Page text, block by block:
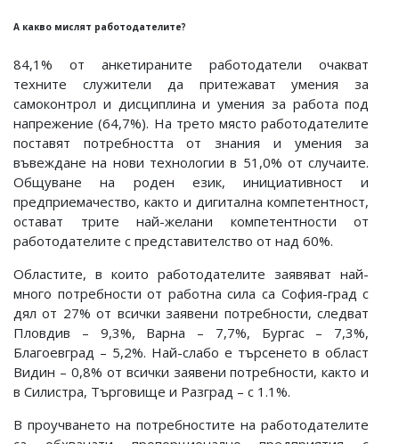
А какво мислят работодателите?
84,1% от анкетираните работодатели очакват
техните служители да притежават умения за
самоконтрол и дисциплина и умения за работа под
напрежение (64,7%). На трето място работодателите
поставят потребността от знания и умения за
въвеждане на нови технологии в 51,0% от случаите.
Общуване на роден език, инициативност и
предприемачество, както и дигитална компетентност,
остават трите най-желани компетентности от
работодателите с представителство от над 60%.
Областите, в които работодателите заявяват най-
много потребности от работна сила са София-град с
дял от 27% от всички заявени потребности, следват
Пловдив – 9,3%, Варна – 7,7%, Бургас – 7,3%,
Благоевград – 5,2%. Най-слабо е търсенето в област
Видин – 0,8% от всички заявени потребности, както и
в Силистра, Търговище и Разград – с 1.1%.
В проучването на потребностите на работодателите